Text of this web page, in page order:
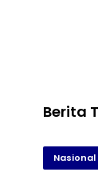
Berita
Nasional